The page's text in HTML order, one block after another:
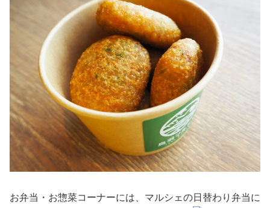
お弁当・お惣菜コーナーには、マルシェの日替わり弁当に